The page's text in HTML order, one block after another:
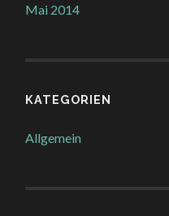
Mai 2014
KATEGORIEN
Allgemein